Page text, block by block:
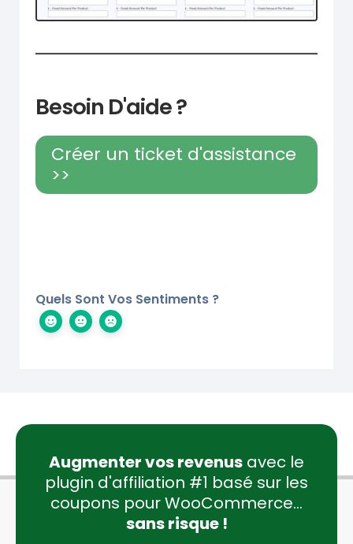
Besoin D'aide ?
Créer un ticket d'assistance
>>
Quels Sont Vos Sentiments ?
Augmenter vos revenus avec le
plugin d'affiliation #1 basé sur les
coupons pour WooCommerce...
sans risque !